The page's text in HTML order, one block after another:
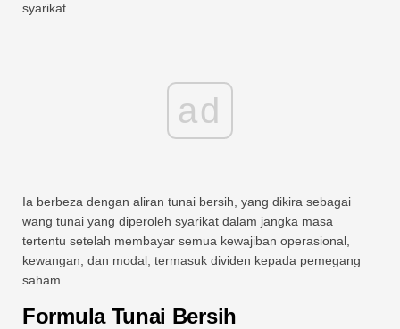
syarikat.
ad
Ia berbeza dengan aliran tunai bersih, yang dikira sebagai
wang tunai yang diperoleh syarikat dalam jangka masa
tertentu setelah membayar semua kewajiban operasional,
kewangan, dan modal, termasuk dividen kepada pemegang
saham.
Formula Tunai Bersih